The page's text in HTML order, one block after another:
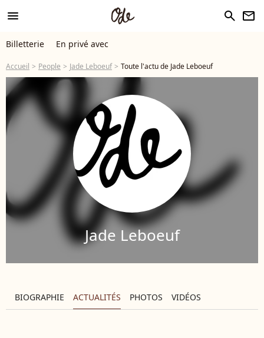
menu search newsletter
Billetterie En privé avec
Accueil People Jade Leboeuf Toute l'actu de Jade Leboeuf
Jade Leboeuf
BIOGRAPHIE ACTUALITÉS PHOTOS VIDÉOS